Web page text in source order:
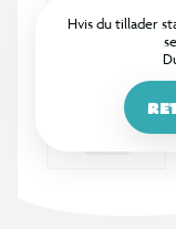
Læring, sjov og
Hvis du tillader